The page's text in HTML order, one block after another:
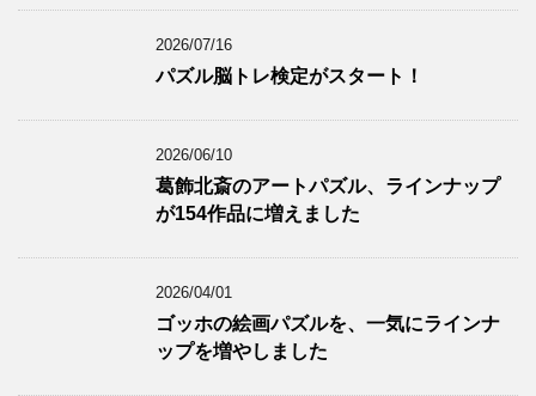
2026/07/16
パズル脳トレ検定がスタート！
2026/06/10
葛飾北斎のアートパズル、ラインナップ
が154作品に増えました
2026/04/01
ゴッホの絵画パズルを、一気にラインナ
ップを増やしました